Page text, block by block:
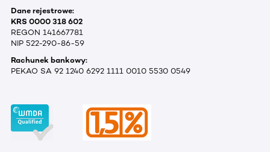
Dane rejestrowe:
KRS 0000 318 602
REGON 141667781
NIP 522-290-86-59
Rachunek bankowy:
PEKAO SA 92 1240 6292 1111 0010 5530 0549